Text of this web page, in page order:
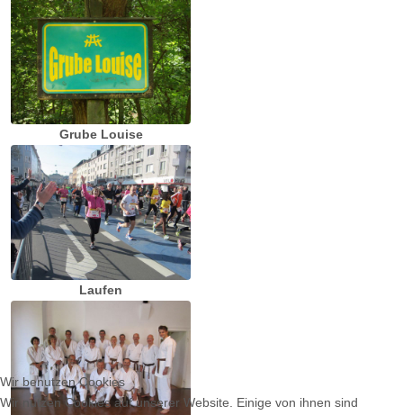
Grube Louise
Laufen
Wir benutzen Cookies
Wir nutzen Cookies auf unserer Website. Einige von ihnen sind